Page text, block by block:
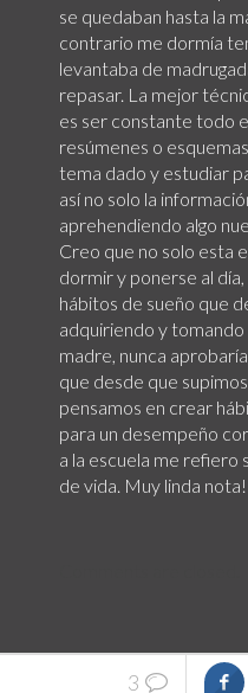
se quedaban hasta la
contrario me dormía
levantaba de
repasar. La mejor
es ser constante todo
resúmenes o
tema dado y estudiar
así no solo la
aprehendiendo algo
Creo que no solo esta
dormir y ponerse al
hábitos de sueño que
adquiriendo y
madre, nunca
que desde que
pensamos en crear
para un desempeño
a la escuela me refiero
de vida. Muy linda
3